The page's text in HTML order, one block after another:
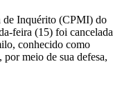
de Inquérito (CPMI) do
feira (15) foi cancelada
conhecido como
meio de sua defesa,